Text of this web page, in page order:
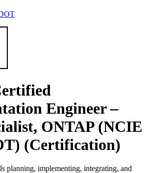
Engineer –
ONTAP (NCIE
(Certification)
planning, implementing, integrating, and